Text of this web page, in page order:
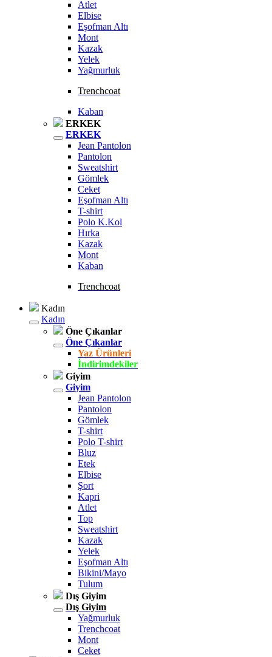
Atlet
Elbise
Eşofman Altı
Mont
Kazak
Yelek
Yağmurluk
Trenchcoat
Kaban
ERKEK
ERKEK
Jean Pantolon
Pantolon
Sweatshirt
Gömlek
Ceket
Eşofman Altı
T-shirt
Polo K.Kol
Hırka
Kazak
Mont
Kaban
Trenchcoat
Kadın
Kadın
Öne Çıkanlar
Öne Çıkanlar
Yaz Ürünleri
İndirimdekiler
Giyim
Giyim
Jean Pantolon
Pantolon
Gömlek
T-shirt
Polo T-shirt
Bluz
Etek
Elbise
Şort
Kapri
Atlet
Top
Sweatshirt
Kazak
Yelek
Eşofman Altı
Bikini/Mayo
Tulum
Dış Giyim
Dış Giyim
Yağmurluk
Trenchcoat
Mont
Ceket